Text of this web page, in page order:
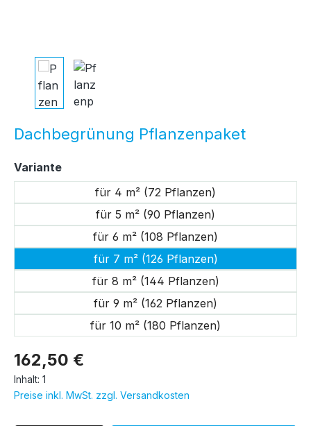
Dachbegrünung Pflanzenpaket
162,50 €
Inhalt: 1
Preise inkl. MwSt. zzgl. Versandkosten
Varianteauswählen
für 4 m² (72 Pflanzen)
für 5 m² (90 Pflanzen)
für 6 m² (108 Pflanzen)
für 7 m² (126 Pflanzen)
für 8 m² (144 Pflanzen)
für 9 m² (162 Pflanzen)
für 10 m² (180 Pflanzen)